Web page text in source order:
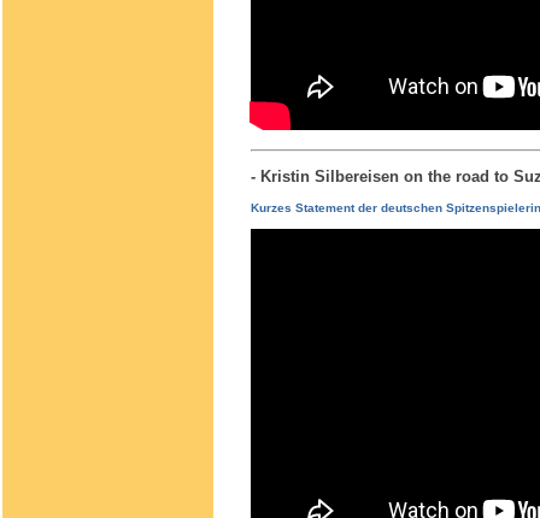
- Kristin Silbereisen on the road to
Kurzes Statement der deutschen